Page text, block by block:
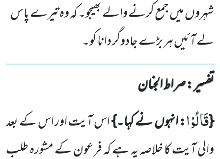
شہروں میں جمع کرنے والے بھیجو۔ کہ وہ تیرے پاس
لے آئیں ہر بڑے جادوگر دانا کو۔
تفسیر : ‎صراط الجنان
{قَالُوْا: انہوں نے کہا۔}اس آیت اور اس کے بعد
والی آیت کا خلاصہ یہ ہے کہ فرعون کے مشورہ طلب